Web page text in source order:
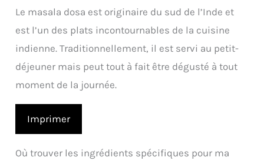
Le masala dosa est originaire du sud de l’Inde et
est l’un des plats incontournables de la cuisine
indienne. Traditionnellement, il est servi au petit-
déjeuner mais peut tout à fait être dégusté à tout
moment de la journée.
Imprimer
Où trouver les ingrédients spécifiques pour ma